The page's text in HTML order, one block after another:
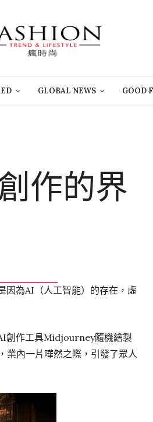
GLOBAL NEWS GOOD
作的界
因為AI（人工智能）的存在，虛
創作工具Midjourney隨機繪製
內一片嘩然之際，引發了眾人